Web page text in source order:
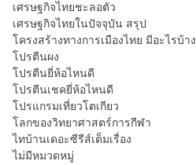
เศรษฐกิจไทยชะลอตัว
เศรษฐกิจไทยในปัจจุบัน สรุป
โครงสร้างทางการเมืองไทย มีอะไรบ้าง
โปรตีนผง
โปรตีนยี่ห้อไหนดี
โปรตีนเชคยี่ห้อไหนดี
โปรแกรมเที่ยวโตเกียว
โลกของวิทยาศาสตร์การกีฬา
ไทบ้านเดอะซีรีส์เต็มเรื่อง
ไม่มีหมวดหมู่